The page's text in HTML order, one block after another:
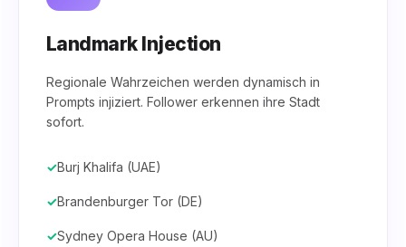
Landmark Injection
Regionale Wahrzeichen werden dynamisch in
Prompts injiziert. Follower erkennen ihre Stadt
sofort.
Burj Khalifa (UAE)
Brandenburger Tor (DE)
Sydney Opera House (AU)